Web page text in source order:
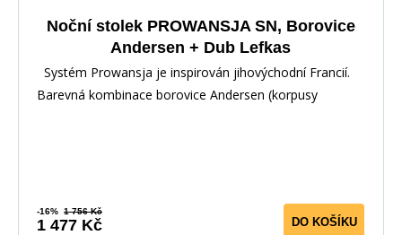
Noční stolek PROWANSJA SN, Borovice
Andersen + Dub Lefkas
Systém Prowansja je inspirován jihovýchodní Francií.
Barevná kombinace borovice Andersen (korpusy
-16% 1 756 Kč
1 477 Kč DO KOŠÍKU